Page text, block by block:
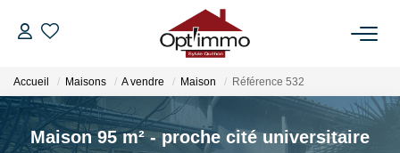
VENTES
LOCATIONS
Accueil Maisons A vendre Maison Référence 532
Maison 95 m² - proche cité universitaire